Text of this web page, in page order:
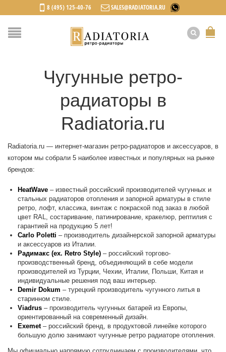
8 (495) 125-40-76 SALES@RADIATORIA.RU
Чугунные ретро-
радиаторы в
Radiatoria.ru
Radiatoria.ru — интернет-магазин ретро-радиаторов и аксессуаров, в
котором мы собрали 5 наиболее известных и популярных на рынке
брендов:
HeatWave – известный российский производителей чугунных и
стальных радиаторов отопления и запорной арматуры в стиле
ретро, лофт, классика, винтаж с покраской под заказ в любой
цвет RAL, состаривание, патинирование, кракелюр, рептилия с
гарантией на продукцию 5 лет!
Carlo Poletti – производитель дизайнерской запорной арматуры
и аксессуаров из Италии.
Радимакс (ex. Retro Style) – российский торгово-
производственный бренд, объединяющий в себе модели
производителей из Турции, Чехии, Италии, Польши, Китая и
индивидуальные решения под ваш интерьер.
Demir Dokum – турецкий производитель чугунного литья в
старинном стиле.
Viadrus – производитель чугунных батарей из Европы,
ориентированный на современный дизайн.
Exemet– российский бренд, в продуктовой линейке которого
большую долю занимают чугунные ретро радиаторе отопления.